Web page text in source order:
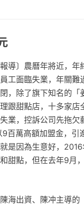
報導〕農曆年將近，
工面臨失業，年關難
，除了旗下知名的「
跟甜點店，十多家店
業，控訴公司先拖欠
百萬高額加盟金，引
是因為生意好，
甜點，但在去年9月
海出資、陳冲主導的